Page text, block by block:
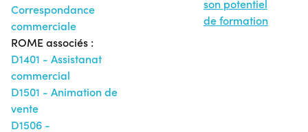
Correspondance
commerciale
ROME associés :
D1401 - Assistanat
commercial
D1501 - Animation de
vente
D1506 -
son potentiel
de formation